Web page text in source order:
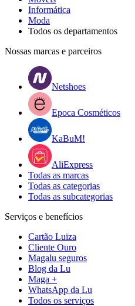
Informática
Moda
Todos os departamentos
Nossas marcas e parceiros
Netshoes
Epoca Cosméticos
KaBuM!
AliExpress
Todas as marcas
Todas as categorias
Todas as subcategorias
Serviços e benefícios
Cartão Luiza
Cliente Ouro
Magalu seguros
Blog da Lu
Maga +
WhatsApp da Lu
Todos os serviços